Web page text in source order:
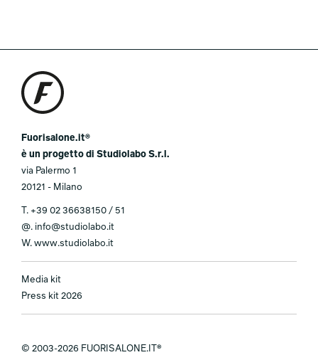
Fuorisalone.it®
è un progetto di Studiolabo S.r.l.
via Palermo 1
20121 - Milano
T. +39 02 36638150 / 51
@. info@studiolabo.it
W. www.studiolabo.it
Media kit
Press kit 2026
© 2003-2026 FUORISALONE.IT®